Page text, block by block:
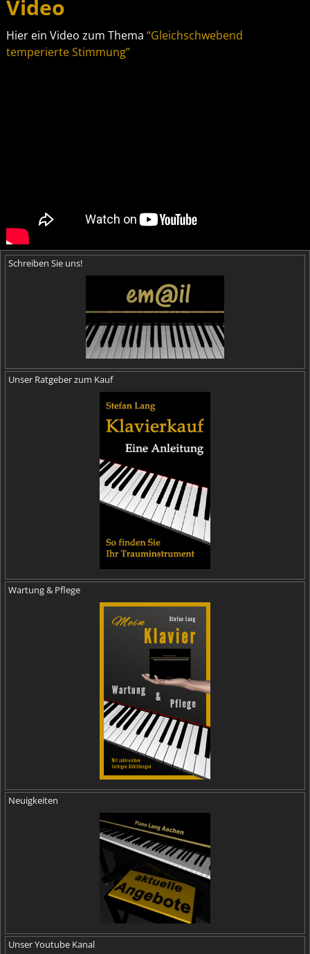
Video
Hier ein Video zum Thema “Gleichschwebend
temperierte Stimmung”
Schreiben Sie uns!
Unser Ratgeber zum Kauf
Wartung & Pflege
Neuigkeiten
Unser Youtube Kanal